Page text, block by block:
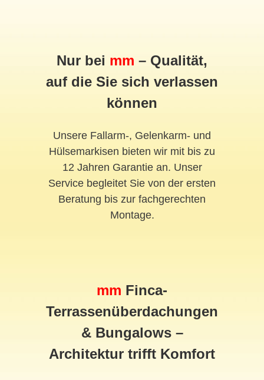
Nur bei mm – Qualität,
auf die Sie sich verlassen
können
Unsere Fallarm-, Gelenkarm- und
Hülsemarkisen bieten wir mit bis zu
12 Jahren Garantie an. Unser
Service begleitet Sie von der ersten
Beratung bis zur fachgerechten
Montage.
mm Finca-
Terrassenüberdachungen
& Bungalows –
Architektur trifft Komfort